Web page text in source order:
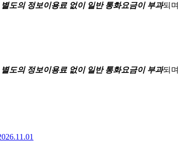
별도의 정보이용료 없이 일반 통화요금이 부과되며
별도의 정보이용료 없이 일반 통화요금이 부과되며